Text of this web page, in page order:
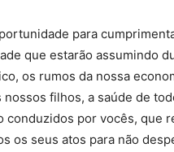
para
que estarão assumindo
os rumos da nossa
nossos filhos, a saúde de
conduzidos por vocês, que
os seus atos para não